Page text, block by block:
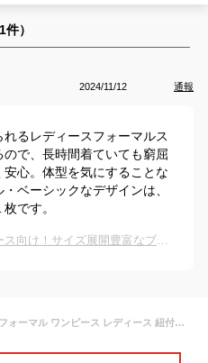
1件）
2024/11/12 通報
るレディースフォーマルス
で、長時間着ていても窮屈
心。体型を気にすることな
ベーシックなデザインは、
です。
大きいサイズの喪服｜レディース向け！サイズ展開豊富なブラックフォーマルのおすすめは？
喪服 ブラックフォーマル ワンピース レディース 紐付き ゆったり ぽっちゃりさん 礼服 葬儀 葬式 法事 法要 簡易包装発送 大きいサイズ オールシーズン ロング丈 アンサンブル風 冠婚葬祭 セレモニー 入園 入学 卒園 卒業 ブラック 黒 13号～23号 52203